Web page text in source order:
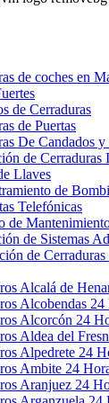
de coches en
de Cerraduras
de Puertas
De Candados
de Cerraduras
Llaves
de
Telefónicas
de
de Sistemas
de
Alcalá de
Alcobendas 24
Alcorcón 24
Aldea del
Alpedrete 24
Ambite 24
Aranjuez 24